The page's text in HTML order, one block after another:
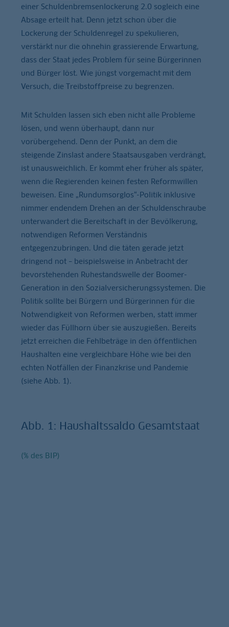
einer Schuldenbremsenlockerung 2.0 sogleich eine
Absage erteilt hat. Denn jetzt schon über die
Lockerung der Schuldenregel zu spekulieren,
verstärkt nur die ohnehin grassierende Erwartung,
dass der Staat jedes Problem für seine Bürgerinnen
und Bürger löst. Wie jüngst vorgemacht mit dem
Versuch, die Treibstoffpreise zu begrenzen.
Mit Schulden lassen sich eben nicht alle Probleme
lösen, und wenn überhaupt, dann nur
vorübergehend. Denn der Punkt, an dem die
steigende Zinslast andere Staatsausgaben verdrängt,
ist unausweichlich. Er kommt eher früher als später,
wenn die Regierenden keinen festen Reformwillen
beweisen. Eine „Rundumsorglos“-Politik inklusive
nimmer endendem Drehen an der Schuldenschraube
unterwandert die Bereitschaft in der Bevölkerung,
notwendigen Reformen Verständnis
entgegenzubringen. Und die täten gerade jetzt
dringend not – beispielsweise in Anbetracht der
bevorstehenden Ruhestandswelle der Boomer-
Generation in den Sozialversicherungssystemen. Die
Politik sollte bei Bürgern und Bürgerinnen für die
Notwendigkeit von Reformen werben, statt immer
wieder das Füllhorn über sie auszugießen. Bereits
jetzt erreichen die Fehlbeträge in den öffentlichen
Haushalten eine vergleichbare Höhe wie bei den
echten Notfällen der Finanzkrise und Pandemie
(siehe Abb. 1).
Abb. 1: Haushaltssaldo Gesamtstaat
(% des BIP)